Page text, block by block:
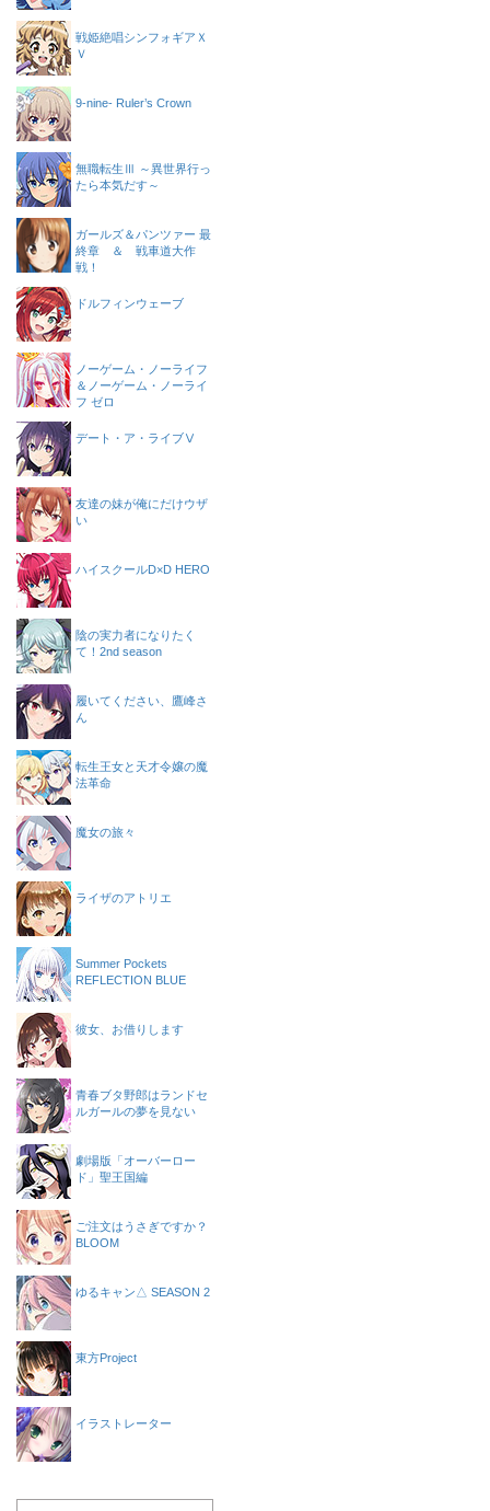
戦姫絶唱シンフォギアＸ
Ｖ
9-nine- Ruler’s Crown
無職転生Ⅲ ～異世界行っ
たら本気だす～
ガールズ＆パンツァー 最
終章 ＆ 戦車道大作
戦！
ドルフィンウェーブ
ノーゲーム・ノーライフ
＆ノーゲーム・ノーライ
フ ゼロ
デート・ア・ライブⅤ
友達の妹が俺にだけウザ
い
ハイスクールD×D HERO
陰の実力者になりたく
て！2nd season
履いてください、鷹峰さ
ん
転生王女と天才令嬢の魔
法革命
魔女の旅々
ライザのアトリエ
Summer Pockets
REFLECTION BLUE
彼女、お借りします
青春ブタ野郎はランドセ
ルガールの夢を見ない
劇場版「オーバーロー
ド」聖王国編
ご注文はうさぎですか？
BLOOM
ゆるキャン△ SEASON 2
東方Project
イラストレーター